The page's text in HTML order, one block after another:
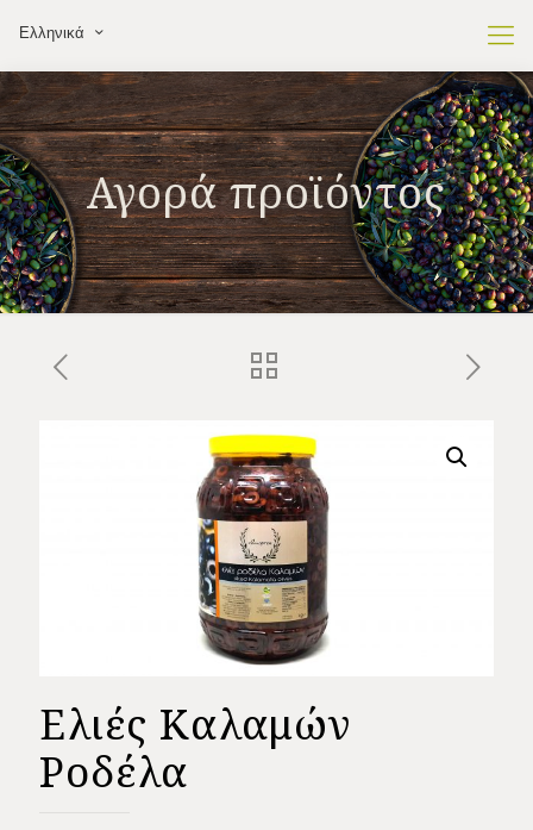
Ελληνικά
Αγορά προϊόντος
Ελιές Καλαμών
Ροδέλα